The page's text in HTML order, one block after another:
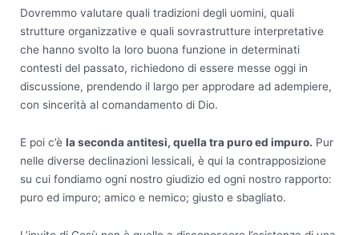
Dovremmo valutare quali tradizioni degli uomini, quali
strutture organizzative e quali sovrastrutture interpretative
che hanno svolto la loro buona funzione in determinati
contesti del passato, richiedono di essere messe oggi in
discussione, prendendo il largo per approdare ad adempiere,
con sincerità al comandamento di Dio.
E poi c’è la seconda antitesi, quella tra puro ed impuro. Pur
nelle diverse declinazioni lessicali, è qui la contrapposizione
su cui fondiamo ogni nostro giudizio ed ogni nostro rapporto:
puro ed impuro; amico e nemico; giusto e sbagliato.